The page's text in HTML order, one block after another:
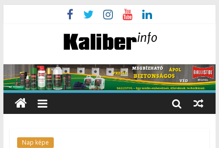
Nap képe